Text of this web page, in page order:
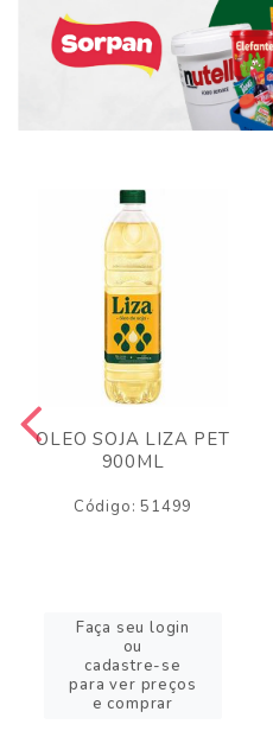
OLEO SOJA LIZA PET
900ML
Código: 51499
Faça seu login
ou
cadastre-se
para ver preços
e comprar